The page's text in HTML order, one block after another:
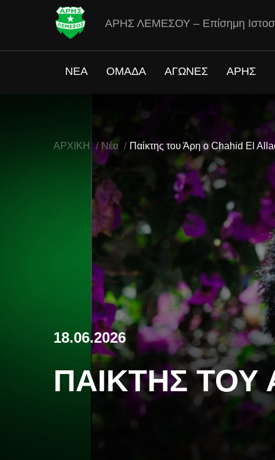
ΑΡΗΣ ΛΕΜΕΣΟΥ – Επίσημη
ΝΕΑ ΟΜΑΔΑ ΑΓΩΝΕΣ ΑΡΗΣ
ΑΡΧΙΚΗ Νέα Παίκτης του Άρη ο Chahid El
18.06.2026
ΠΑΊΚΤΗΣ ΤΟΥ